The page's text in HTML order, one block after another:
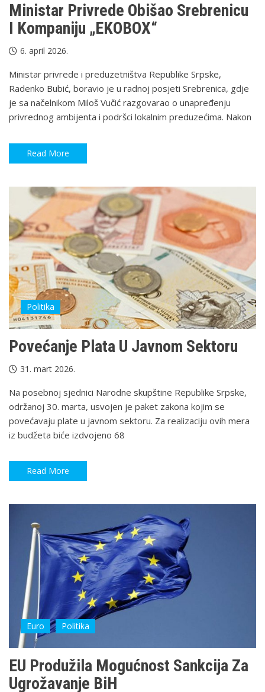
Ministar Privrede Obišao Srebrenicu
I Kompaniju „EKOBOX“
6. april 2026.
Ministar privrede i preduzetništva Republike Srpske,
Radenko Bubić, boravio je u radnoj posjeti Srebrenica, gdje
je sa načelnikom Miloš Vučić razgovarao o unapređenju
privrednog ambijenta i podršci lokalnim preduzećima. Nakon
Read More
Politika
Povećanje Plata U Javnom Sektoru
31. mart 2026.
Na pos­ebnoj sjednici Narodne skupštine Republike Srpske,
održanoj 30. marta, usvojen je paket zakona kojim se
povećavaju plate u javnom sektoru. Za realizaciju ovih mera
iz budžeta biće izdvojeno 68
Read More
Euro Politika
EU Produžila Mogućnost Sankcija Za
Ugrožavanje BiH